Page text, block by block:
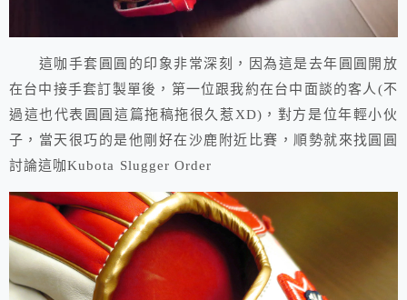
這咖手套圓圓的印象非常深刻，因為這是去年圓圓開放
在台中接手套訂製單後，第一位跟我約在台中面談的客人(不
過這也代表圓圓這篇拖稿拖很久惹XD)，對方是位年輕小伙
子，當天很巧的是他剛好在沙鹿附近比賽，順勢就來找圓圓
討論這咖Kubota Slugger Order